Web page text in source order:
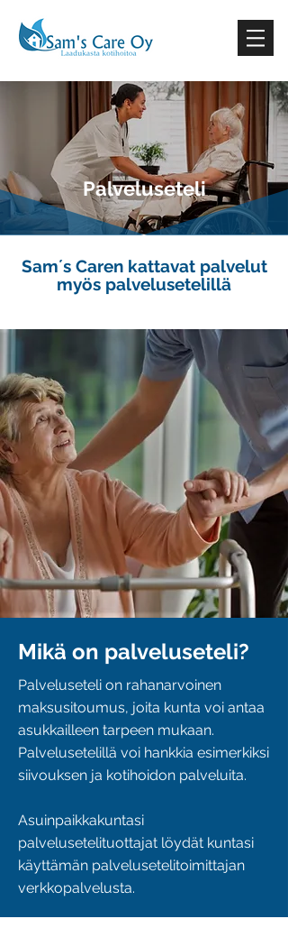
Palveluseteli
Sam´s Caren kattavat palvelut
myös palvelusetelillä
Mikä on palveluseteli?
Palveluseteli on rahanarvoinen
maksusitoumus, joita kunta voi antaa
asukkailleen tarpeen mukaan.
Palvelusetelillä voi hankkia esimerkiksi
siivouksen ja kotihoidon palveluita.
Asuinpaikkakuntasi
palvelusetelituottajat löydät kuntasi
käyttämän palvelusetelitoimittajan
verkkopalvelusta.